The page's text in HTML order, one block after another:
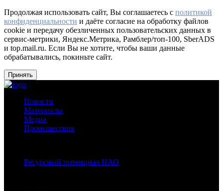
Продолжая использовать сайт, Вы соглашаетесь с политикой
конфиденциальности и даёте согласие на обработку файлов
cookie и передачу обезличенных пользовательских данных в
сервис-метрики, Яндекс.Метрика, Рамблер/топ-100, SberADS
и top.mail.ru. Если Вы не хотите, чтобы ваши данные
обрабатывались, покиньте сайт.
Принять
Новости
Материалы
Медиа
Происшествия
Ресурсный потенциал НАО